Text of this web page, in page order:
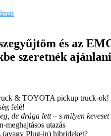
és az
szeretnék
& TOYOTA pickup truck-ok!
felé!
de drága lett – s milyen
meghajtásos utazás
Plug-in) hibrideket?